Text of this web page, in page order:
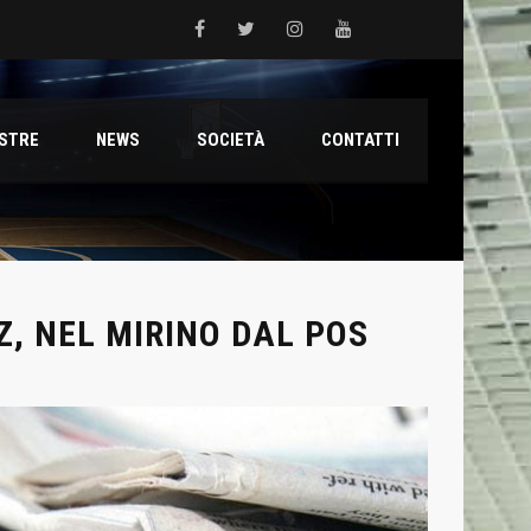
del Grifone nel territorio
Reyer
NEWS SOCIETÀ CONTATTI
NEL MIRINO DAL POS